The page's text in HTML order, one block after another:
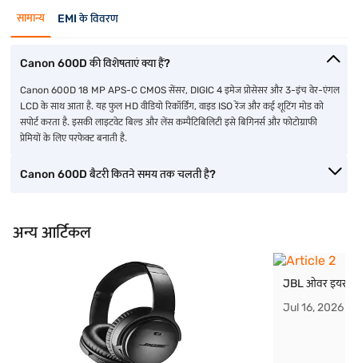
सामान्य EMI के विवरण
Canon 600D की विशेषताएं क्या हैं?
Canon 600D 18 MP APS-C CMOS सेंसर, DIGIC 4 इमेज प्रोसेसर और 3-इंच वेर-एंगल
LCD के साथ आता है. यह फुल HD वीडियो रिकॉर्डिंग, वाइड ISO रेंज और कई शूटिंग मोड को
सपोर्ट करता है. इसकी लाइटवेट बिल्ड और लेंस कम्पैटिबिलिटी इसे बिगिनर्स और फोटोग्राफी
प्रेमियों के लिए परफेक्ट बनाती है.
Canon 600D बैटरी कितने समय तक चलती है?
अन्य आर्टिकल
JBL ओवर इयर
Jul 16, 2026